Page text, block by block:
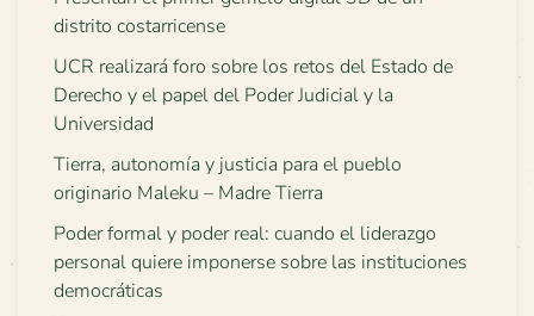
distrito costarricense
UCR realizará foro sobre los retos del Estado de
Derecho y el papel del Poder Judicial y la
Universidad
Tierra, autonomía y justicia para el pueblo
originario Maleku – Madre Tierra
Poder formal y poder real: cuando el liderazgo
personal quiere imponerse sobre las instituciones
democráticas